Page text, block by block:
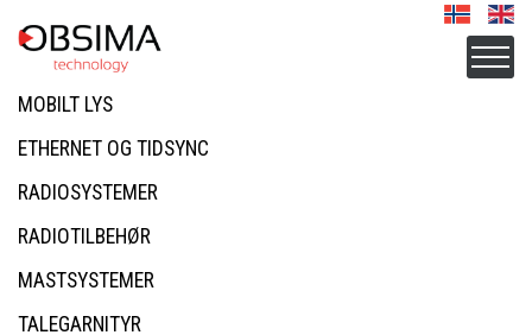
MOBILT LYS
ETHERNET OG TIDSYNC
RADIOSYSTEMER
RADIOTILBEHØR
MASTSYSTEMER
TALEGARNITYR